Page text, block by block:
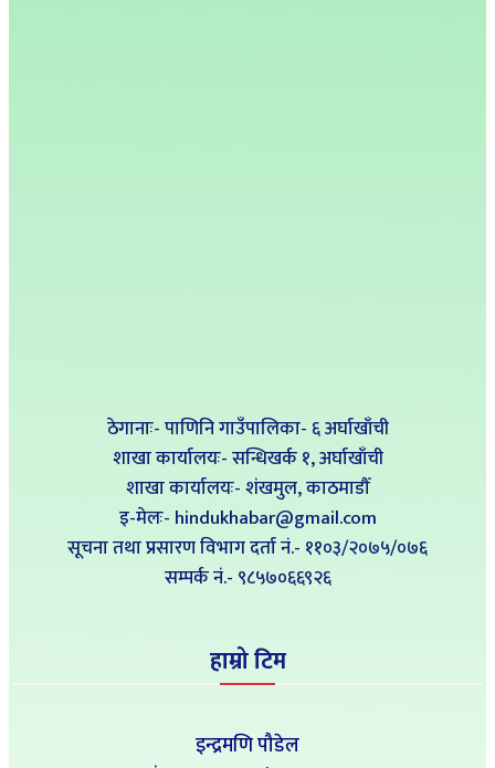
ठेगानाः- पाणिनि गाउँपालिका- ६ अर्घाखाँची
शाखा कार्यालयः- सन्धिखर्क १, अर्घाखाँची
शाखा कार्यालयः- शंखमुल, काठमाडौँ
इ-मेलः- hindukhabar@gmail.com
सूचना तथा प्रसारण विभाग दर्ता नं.- ११०३/२०७५/०७६
सम्पर्क नं‍.- ९८५७०६६९२६
हाम्रो टिम
इन्द्रमणि पौडेल